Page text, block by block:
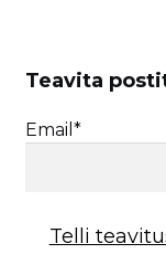
Teavita
Email*